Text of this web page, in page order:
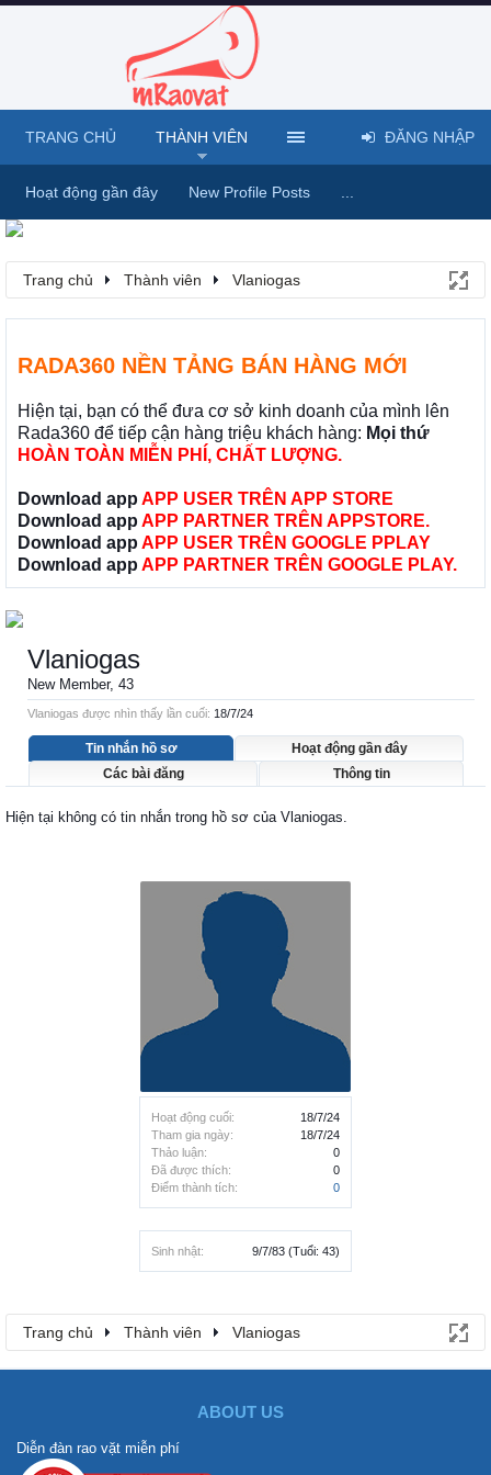
Trang chủ Thành viên Vlaniogas
RADA360 NỀN TẢNG BÁN HÀNG MỚI
Hiện tại, bạn có thể đưa cơ sở kinh doanh của mình lên
Rada360 để tiếp cận hàng triệu khách hàng: Mọi thứ
HOÀN TOÀN MIỄN PHÍ, CHẤT LƯỢNG.
Download app APP USER TRÊN APP STORE
Download app APP PARTNER TRÊN APPSTORE.
Download app APP USER TRÊN GOOGLE PPLAY
Download app APP PARTNER TRÊN GOOGLE PLAY.
Hoạt động cuối:
18/7/24
Tham gia ngày:
18/7/24
Thảo luận:
0
Đã được thích:
0
Điểm thành tích:
0
Sinh nhật: 9/7/83 (Tuổi: 43)
Vlaniogas
New Member, 43
Vlaniogas được nhìn thấy lần cuối: 18/7/24
Tin nhắn hồ sơ
Hoạt động gần đây
Các bài đăng
Thông tin
Hiện tại không có tin nhắn trong hồ sơ của Vlaniogas.
Trang chủ Thành viên Vlaniogas
TRANG CHỦ THÀNH VIÊN
Hoạt động gần đây New Profile Posts
ĐĂNG NHẬP
ABOUT US
Diễn đàn rao vặt miễn phí